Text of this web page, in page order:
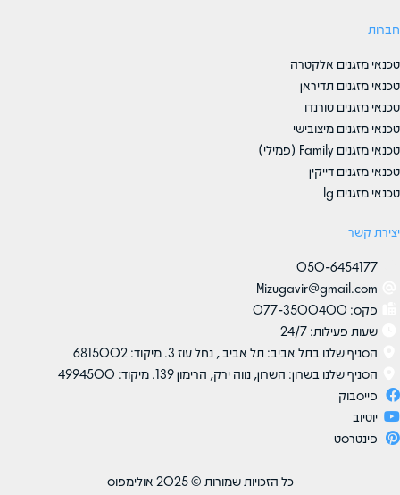
חברות
טכנאי מזגנים אלקטרה
טכנאי מזגנים תדיראן
טכנאי מזגנים טורנדו
טכנאי מזגנים מיצובישי
טכנאי מזגנים Family (פמילי)
טכנאי מזגנים דייקין
טכנאי מזגנים lg
יצירת קשר​
050-6454177
Mizugavir@gmail.com
פקס: 077-3500400
שעות פעילות: 24/7
הסניף שלנו בתל אביב: תל אביב , נחל עוז 3. מיקוד: 6815002
הסניף שלנו בשרון: השרון, נווה ירק, הרימון 139. מיקוד: 4994500
פייסבוק
יוטיוב
פינטרסט
כל הזכויות שמורות © 2025 אולימפוס